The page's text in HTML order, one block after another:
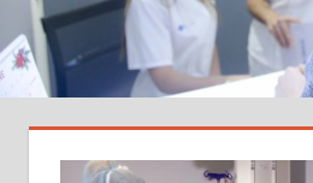
す
る
医